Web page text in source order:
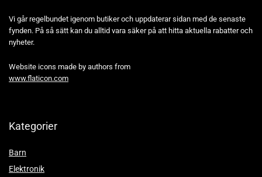
Vi går regelbundet igenom butiker och uppdaterar sidan med de senaste
fynden. På så sätt kan du alltid vara säker på att hitta aktuella rabatter och
nyheter.
Website icons made by authors from
www.flaticon.com
Kategorier
Barn
Elektronik